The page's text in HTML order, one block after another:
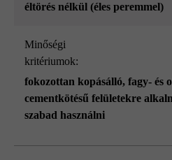
éltörés nélkül (éles peremmel)
Minőségi
kritériumok:
fokozottan kopásálló, fagy- és
cementkötésű felületekre
szabad használni